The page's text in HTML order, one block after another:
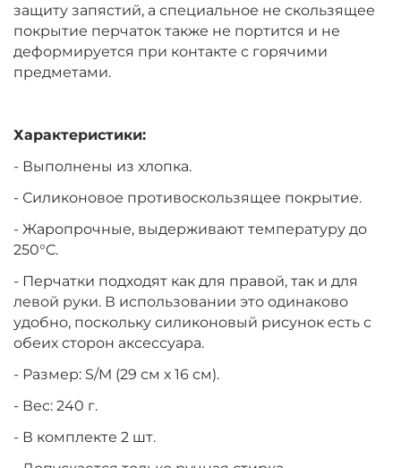
защиту запястий, а специальное не скользящее
покрытие перчаток также не портится и не
деформируется при контакте с горячими
предметами.
Характеристики:
- Выполнены из хлопка.
- Силиконовое противоскользящее покрытие.
- Жаропрочные, выдерживают температуру до
250°C.
- Перчатки подходят как для правой, так и для
левой руки. В использовании это одинаково
удобно, поскольку силиконовый рисунок есть с
обеих сторон аксессуара.
- Размер: S/M (29 см х 16 см).
- Вес: 240 г.
- В комплекте 2 шт.